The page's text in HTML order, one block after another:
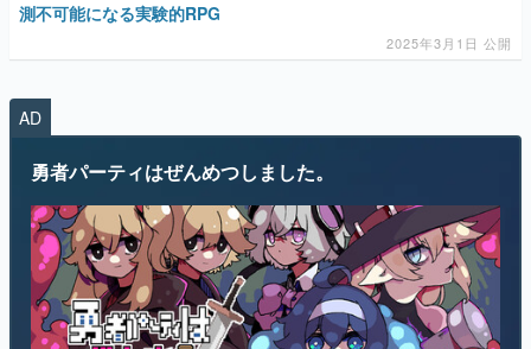
測不可能になる実験的RPG
2025年3月1日 公開
AD
勇者パーティはぜんめつしました。